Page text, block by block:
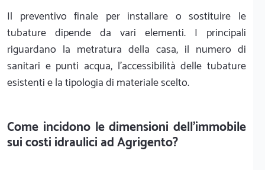
Il preventivo finale per installare o sostituire le
tubature dipende da vari elementi. I principali
riguardano la metratura della casa, il numero di
sanitari e punti acqua, l'accessibilità delle tubature
esistenti e la tipologia di materiale scelto.
Come incidono le dimensioni dell'immobile
sui costi idraulici ad Agrigento?